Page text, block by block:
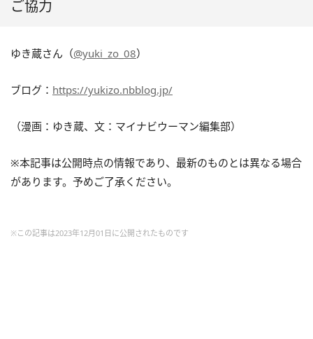
ご協力
ゆき蔵さん（@yuki_zo_08）
ブログ： https://yukizo.nbblog.jp/
（漫画：ゆき蔵、文：マイナビウーマン編集部）
※本記事は公開時点の情報であり、最新のものとは異なる場合
があります。予めご了承ください。
※この記事は2023年12月01日に公開されたものです